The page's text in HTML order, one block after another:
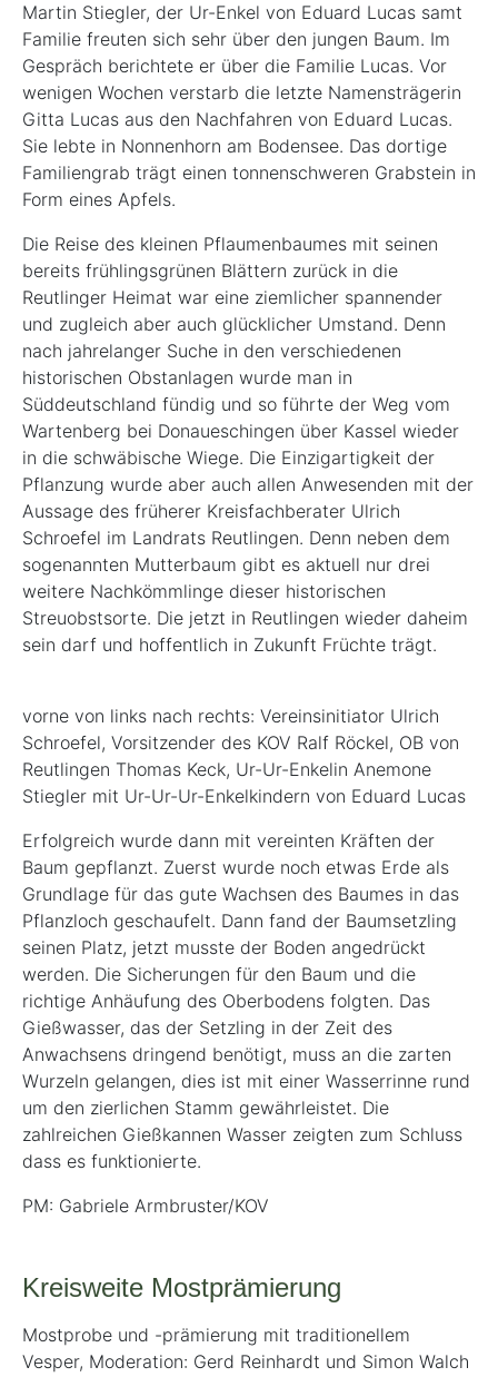
Martin Stiegler, der Ur-Enkel von Eduard Lucas samt
Familie freuten sich sehr über den jungen Baum. Im
Gespräch berichtete er über die Familie Lucas. Vor
wenigen Wochen verstarb die letzte Namensträgerin
Gitta Lucas aus den Nachfahren von Eduard Lucas.
Sie lebte in Nonnenhorn am Bodensee. Das dortige
Familiengrab trägt einen tonnenschweren Grabstein in
Form eines Apfels.
Die Reise des kleinen Pflaumenbaumes mit seinen
bereits frühlingsgrünen Blättern zurück in die
Reutlinger Heimat war eine ziemlicher spannender
und zugleich aber auch glücklicher Umstand. Denn
nach jahrelanger Suche in den verschiedenen
historischen Obstanlagen wurde man in
Süddeutschland fündig und so führte der Weg vom
Wartenberg bei Donaueschingen über Kassel wieder
in die schwäbische Wiege. Die Einzigartigkeit der
Pflanzung wurde aber auch allen Anwesenden mit der
Aussage des früherer Kreisfachberater Ulrich
Schroefel im Landrats Reutlingen. Denn neben dem
sogenannten Mutterbaum gibt es aktuell nur drei
weitere Nachkömmlinge dieser historischen
Streuobstsorte. Die jetzt in Reutlingen wieder daheim
sein darf und hoffentlich in Zukunft Früchte trägt.
vorne von links nach rechts: Vereinsinitiator Ulrich
Schroefel, Vorsitzender des KOV Ralf Röckel, OB von
Reutlingen Thomas Keck, Ur-Ur-Enkelin Anemone
Stiegler mit Ur-Ur-Ur-Enkelkindern von Eduard Lucas
Erfolgreich wurde dann mit vereinten Kräften der
Baum gepflanzt. Zuerst wurde noch etwas Erde als
Grundlage für das gute Wachsen des Baumes in das
Pflanzloch geschaufelt. Dann fand der Baumsetzling
seinen Platz, jetzt musste der Boden angedrückt
werden. Die Sicherungen für den Baum und die
richtige Anhäufung des Oberbodens folgten. Das
Gießwasser, das der Setzling in der Zeit des
Anwachsens dringend benötigt, muss an die zarten
Wurzeln gelangen, dies ist mit einer Wasserrinne rund
um den zierlichen Stamm gewährleistet. Die
zahlreichen Gießkannen Wasser zeigten zum Schluss
dass es funktionierte.
PM: Gabriele Armbruster/KOV
Kreisweite Mostprämierung
Mostprobe und -prämierung mit traditionellem
Vesper, Moderation: Gerd Reinhardt und Simon Walch